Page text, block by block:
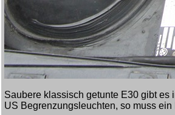
Saubere klassisch getunte E30 gibt
US Begrenzungsleuchten, so muss ein